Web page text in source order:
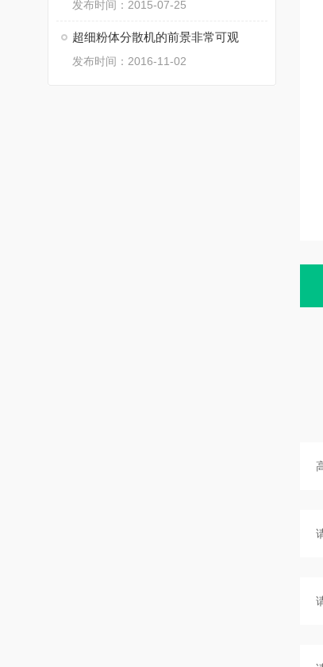
发布时间：2015-07-25
超细粉体分散机的前景非常可观
发布时间：2016-11-02